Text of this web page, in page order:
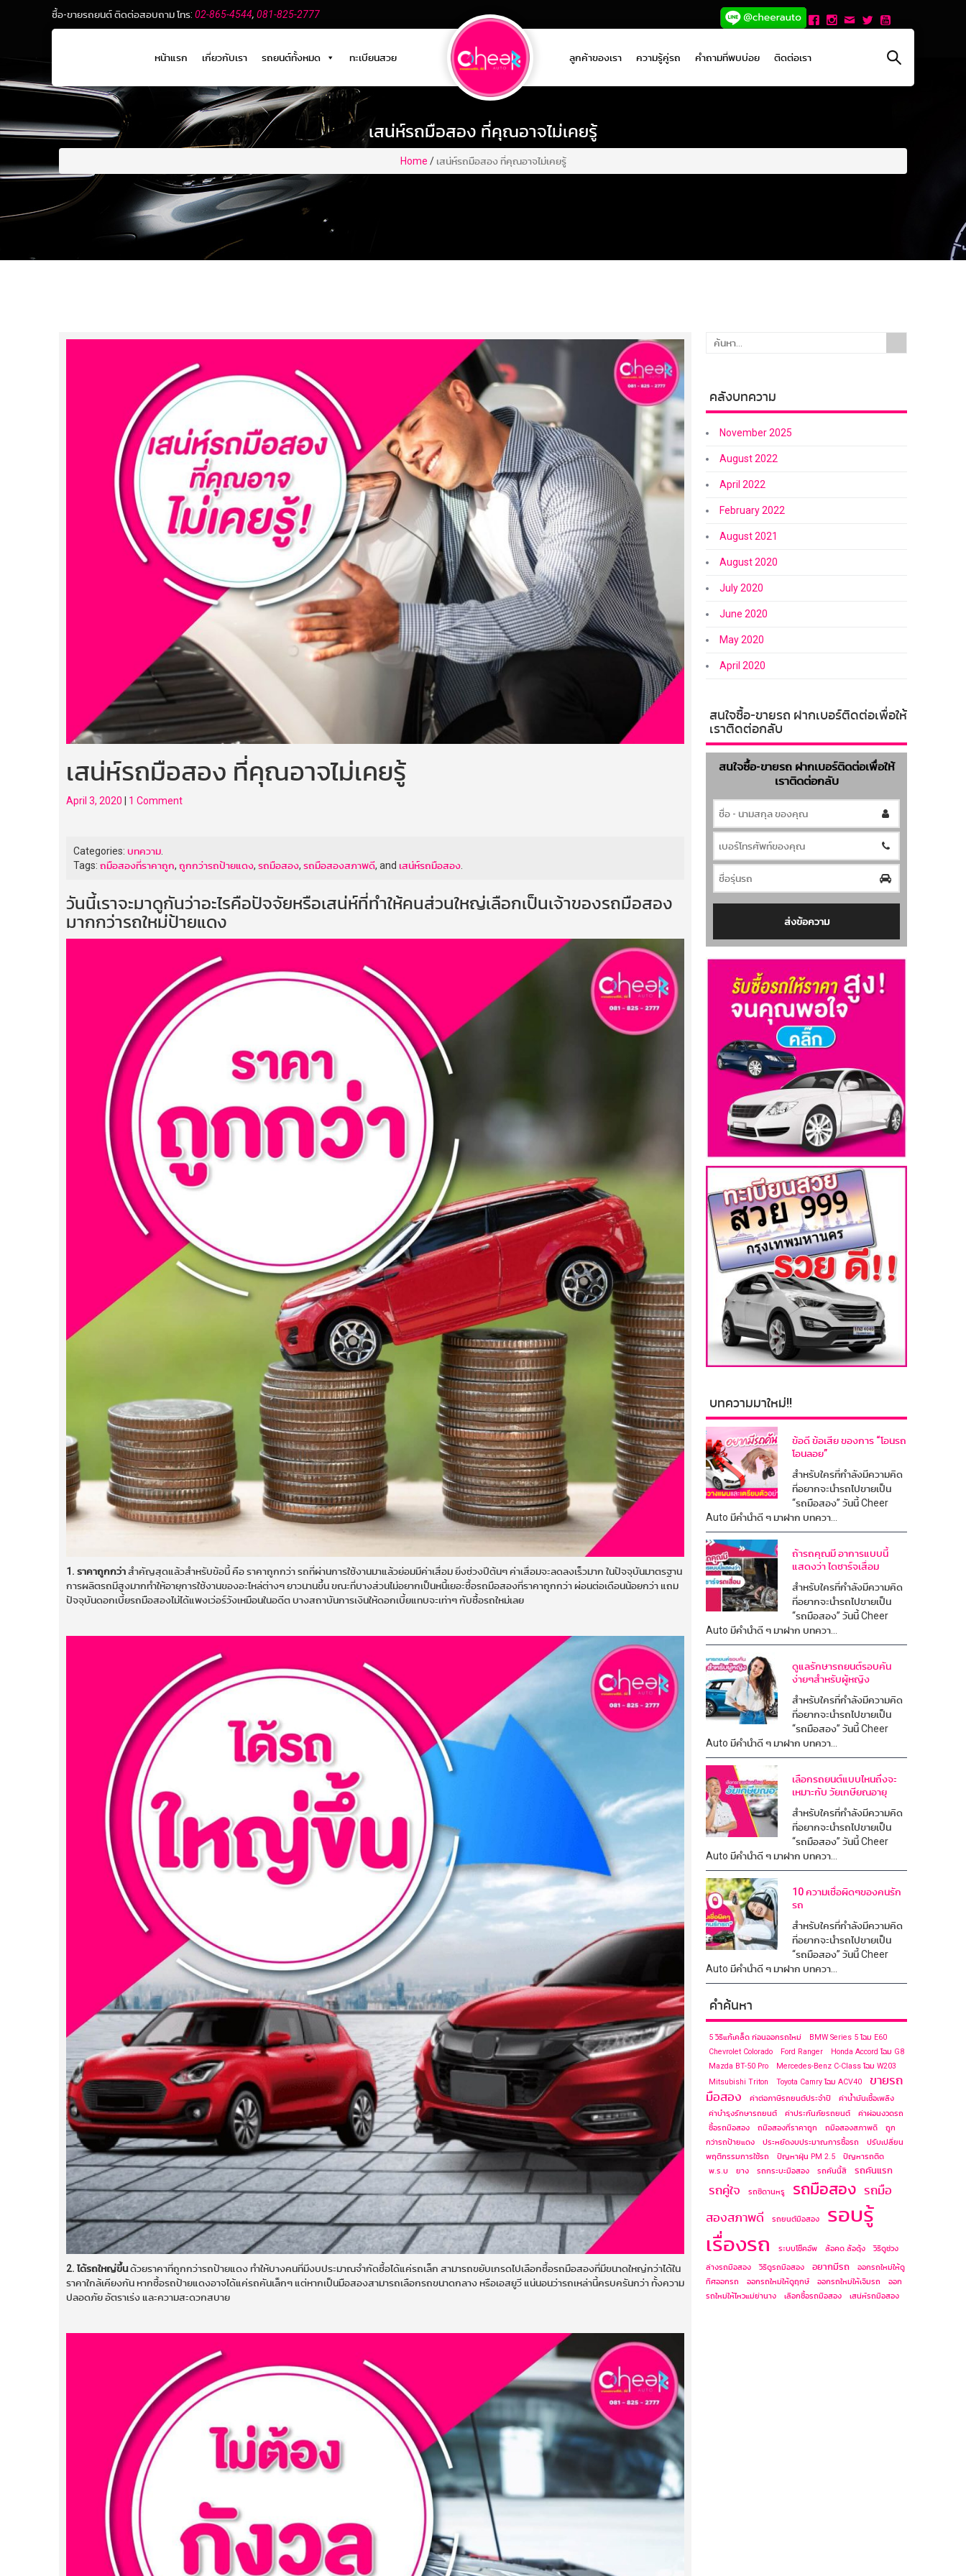
ซื้อ-ขายรถยนต์ ติดต่อสอบถาม โทร: 02-865-4544, 081-825-2777
หน้าแรก เกี่ยวกับเรา รถยนต์ทั้งหมด ทะเบียนสวย ลูกค้าของเรา ความรู้คู่รถ คำถามที่พบบ่อย ติดต่อเรา
เสน่ห์รถมือสอง ที่คุณอาจไม่เคยรู้
Home / เสน่ห์รถมือสอง ที่คุณอาจไม่เคยรู้
เสน่ห์รถมือสอง ที่คุณอาจไม่เคยรู้
April 3, 2020 1 Comment
Categories: บทความ.
Tags: ถมือสองที่ราคาถูก, ถูกกว่ารถป้ายแดง, รถมือสอง, รถมือสองสภาพดี, and เสน่ห์รถมือสอง.
วันนี้เราจะมาดูกันว่าอะไรคือปัจจัยหรือเสน่ห์ที่ทำให้คนส่วนใหญ่เลือกเป็นเจ้าของรถมือสอง
มากกว่ารถใหม่ป้ายแดง
1. ราคาถูกกว่าสำคัญสุดแล้วสำหรับข้อนี้ คือ ราคาถูกกว่า รถที่ผ่านการใช้งานมาแล้วย่อมมีค่าเสื่อม ยิ่งช่วงปีต้นๆ ค่าเสื่อมจะลดลงเร็วมาก ในปัจจุบันมาตรฐาน
การผลิตรถมีสูงมากทำให้อายุการใช้งานของอะไหล่ต่างๆ ยาวนานขึ้น ขณะที่บางส่วนไม่อยากเป็นหนี้เยอะซื้อรถมือสองที่ราคาถูกกว่า ผ่อนต่อเดือนน้อยกว่า แถม
ปัจจุบันดอกเบี้ยรถมือสองไม่ได้แพงเว่อร์วังเหมือนในอดีต บางสถาบันการเงินให้ดอกเบี้ยแทบจะเท่าๆ กับซื้อรถใหม่เลย
2. ได้รถใหญ่ขึ้นด้วยราคาที่ถูกกว่ารถป้ายแดง ทำให้บางคนที่มีงบประมาณจำกัดซื้อได้แค่รถเล็ก สามารถขยับเกรดไปเลือกซื้อรถมือสองที่มีขนาดใหญ่กว่าได้ใน
ราคาใกล้เคียงกัน หากซื้อรถป้ายแดงอาจได้แค่รถคันเล็กๆ แต่หากเป็นมือสองสามารถเลือกรถขนาดกลาง หรือเอสยูวี แน่นอนว่ารถเหล่านี้ครบครันกว่า ทั้งความ
ปลอดภัย อัตราเร่ง และความสะดวกสบาย
คลังบทความ
November 2025
August 2022
April 2022
February 2022
August 2021
August 2020
July 2020
June 2020
May 2020
April 2020
สนใจซื้อ-ขายรถ ฝากเบอร์ติดต่อเพื่อให้
เราติดต่อกลับ
สนใจซื้อ-ขายรถ ฝากเบอร์ติดต่อเพื่อให้
เราติดต่อกลับ
ส่งข้อความ
บทความมาใหม่!!
ข้อดี ข้อเสีย ของการ “โอนรถ
โอนลอย”
สำหรับใครที่กำลังมีความคิด
ที่อยากจะนำรถไปขายเป็น
“รถมือสอง” วันนี้ Cheer
Auto มีคำนำดี ๆ มาฝาก บทควา...
ถ้ารถคุณมี อาการแบบนี้
แสดงว่า ไดชาร์จเสื่อม
สำหรับใครที่กำลังมีความคิด
ที่อยากจะนำรถไปขายเป็น
“รถมือสอง” วันนี้ Cheer
Auto มีคำนำดี ๆ มาฝาก บทควา...
ดูแลรักษารถยนต์รอบคัน
ง่ายๆสำหรับผู้หญิง
สำหรับใครที่กำลังมีความคิด
ที่อยากจะนำรถไปขายเป็น
“รถมือสอง” วันนี้ Cheer
Auto มีคำนำดี ๆ มาฝาก บทควา...
เลือกรถยนต์แบบไหนถึงจะ
เหมาะกับ วัยเกษียณอายุ
สำหรับใครที่กำลังมีความคิด
ที่อยากจะนำรถไปขายเป็น
“รถมือสอง” วันนี้ Cheer
Auto มีคำนำดี ๆ มาฝาก บทควา...
10 ความเชื่อผิดๆของคนรัก
รถ
สำหรับใครที่กำลังมีความคิด
ที่อยากจะนำรถไปขายเป็น
“รถมือสอง” วันนี้ Cheer
Auto มีคำนำดี ๆ มาฝาก บทควา...
คำค้นหา
5 วิธีแก้เคล็ด ก่อนออกรถใหม่
BMW Series 5 โฉม E60
Chevrolet Colorado
Ford Ranger
Honda Accord โฉม G8
Mazda BT-50 Pro
Mercedes-Benz C-Class โฉม ​W203
Mitsubishi Triton
Toyota Camry โฉม ACV40
ขายรถ
มือสอง
ค่าต่อภาษีรถยนต์ประจำปี
ค่าน้ำมันเชื้อเพลิง
ค่าบำรุงรักษารถยนต์
ค่าประกันภัยรถยนต์
ค่าผ่อนงวดรถ
ซื้อรถมือสอง
ถมือสองที่ราคาถูก ถมือสองสภาพดี
ถูก
กว่ารถป้ายแดง
ประหยัดงบประมาณการซื้อรถ
ปรับเปลี่ยน
พฤติกรรมการใช้รถ
ปัญหาฝุ่น PM 2.5
ปัญหารถติด
พ.ร.บ
ยาง รถกระบะมือสอง รถคันนี้สี รถคันแรก
รถคู่ใจ รถซีดานหรู รถมือสอง รถมือ
สองสภาพดี
รถยนต์มือสอง
รอบรู้
เรื่องรถ
ระบบโช๊คอัพ ล้อคด ล้อดุ้ง
วิธีดูช่วง
ล่างรถมือสอง
วิธีดูรถมือสอง อยากมีรถ
ออกรถใหม่ให้ดู
ทิศออกรถ
ออกรถใหม่ให้ดูฤกษ์ ออกรถใหม่ให้เจิมรถ
ออก
รถใหม่ให้ไหวแม่ย่านาง
เลือกซื้อรถมือสอง เสน่ห์รถมือสอง